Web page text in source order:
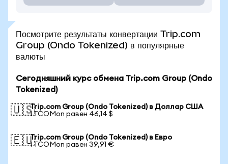
Посмотрите результаты конвертации Trip.com
Group (Ondo Tokenized) в популярные
валюты
Сегодняшний курс обмена Trip.com Group (Ondo
Tokenized)
🇺🇸Trip.com Group (Ondo Tokenized) в Доллар США
1 TCOMon равен 46,14 $
🇪🇺Trip.com Group (Ondo Tokenized) в Евро
1 TCOMon равен 39,91 €